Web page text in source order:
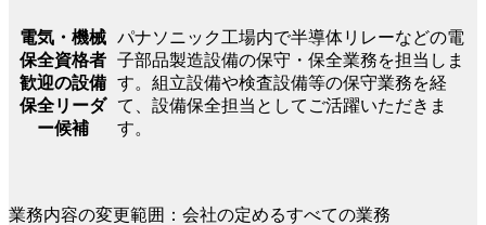
電気・機械
保全資格者
歓迎の設備
保全リーダ
ー候補
パナソニック工場内で半導体リレーなどの電
子部品製造設備の保守・保全業務を担当しま
す。組立設備や検査設備等の保守業務を経
て、設備保全担当としてご活躍いただきま
す。
業務内容の変更範囲：会社の定めるすべての業務